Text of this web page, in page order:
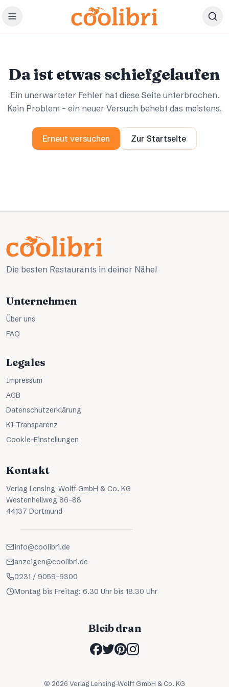
Zum Hauptinhalt springen
Da ist etwas schiefgelaufen
Ein unerwarteter Fehler hat diese Seite unterbrochen.
Kein Problem – ein neuer Versuch behebt das meistens.
Erneut versuchen Zur Startseite
Die besten Restaurants in deiner Nähe!
Unternehmen
Über uns
FAQ
Legales
Impressum
AGB
Datenschutzerklärung
KI-Transparenz
Cookie-Einstellungen
Kontakt
Verlag Lensing-Wolff GmbH & Co. KG
Westenhellweg 86-88
44137 Dortmund
info@coolibri.de
anzeigen@coolibri.de
0231 / 9059-9300
Montag bis Freitag: 6.30 Uhr bis 18.30 Uhr
Bleib dran
© 2026 Verlag Lensing-Wolff GmbH & Co. KG